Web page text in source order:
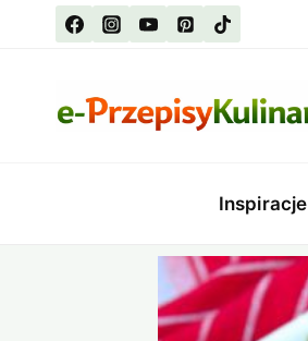
Inspiracje